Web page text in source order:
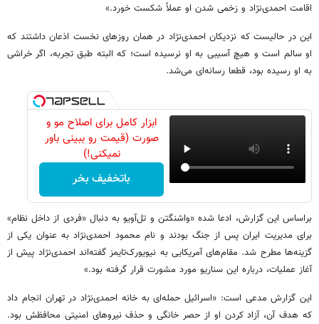
اقامت احمدی‌نژاد و زخمی شدن او عملاً شکست خورد.»
این در حالیست که نزدیکان احمدی‌نژاد در همان روزهای نخست اذعان داشتند که
او سالم است و هیچ آسیبی به او نرسیده است؛ که البته طبق تجربه، اگر خراشی
به او رسیده بود، قطعا رسانه‌ای‌ می‌شد.
ابزار کامل برای اصلاح مو و
صورت (قیمت رو ببینی باور
نمیکنی!)
باتخفیف بخر
براساس این گزارش، ادعا شده «واشنگتن و تل‌آویو به دنبال «فردی از داخل نظام»
برای مدیریت ایران پس از جنگ بودند و نام محمود احمدی‌نژاد به عنوان یکی از
گزینه‌ها مطرح شد. مقام‌های آمریکایی به نیویورک‌تایمز گفته‌اند احمدی‌نژاد پیش از
آغاز عملیات، درباره این سناریو مورد مشورت قرار گرفته بود.»
این گزارش مدعی است: «اسرائیل حمله‌ای به خانه احمدی‌نژاد در تهران انجام داد
که هدف آن، آزاد کردن او از حصر خانگی و حذف نیروهای امنیتی محافظش بود.